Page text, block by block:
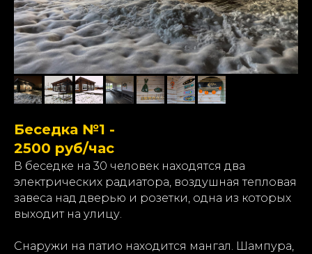
Беседка №1 -
2500 руб/час
В беседке на 30 человек находятся два
электрических радиатора, воздушная тепловая
завеса над дверью и розетки, одна из которых
выходит на улицу.
Снаружи на патио находится мангал. Шампура,